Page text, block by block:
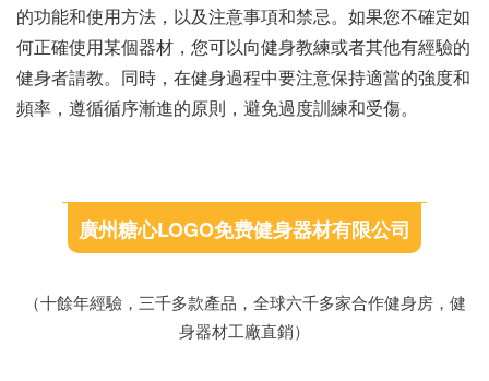
的功能和使用方法，以及注意事項和禁忌。如果您不確定如
何正確使用某個器材，您可以向健身教練或者其他有經驗的
健身者請教。同時，在健身過程中要注意保持適當的強度和
頻率，遵循循序漸進的原則，避免過度訓練和受傷。
廣州糖心LOGO免费健身器材有限公司
（十餘年經驗，三千多款產品，全球六千多家合作健身房，健
身器材工廠直銷）